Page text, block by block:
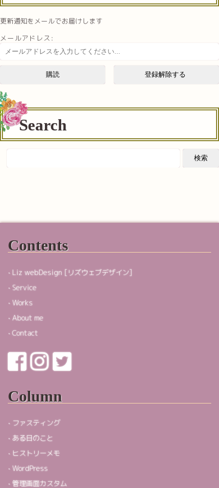
更新通知をメールでお届けします
メールアドレス:
Search
Contents
Liz webDesign [リズウェブデザイン]
Service
Works
About me
Contact
Column
ファスティング
ある日のこと
ヒストリーメモ
WordPress
管理画面カスタム